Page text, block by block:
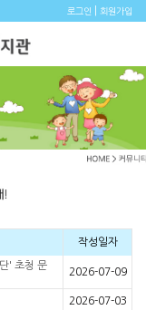
로그인 회원가입
작성일자
' 초청 문
2026-07-09
2026-07-03